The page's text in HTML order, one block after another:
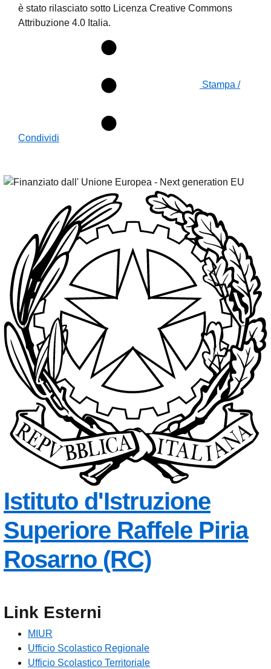
è stato rilasciato sotto Licenza Creative Commons
Attribuzione 4.0 Italia.
Stampa /
Condividi
Istituto d'Istruzione
Superiore Raffele Piria
Rosarno (RC)— Visita la
Link Esterni
MIUR
Ufficio Scolastico Regionale
Ufficio Scolastico Territoriale